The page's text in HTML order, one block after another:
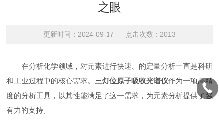
之眼
更新时间：2024-09-17 点击次数：2013
在分析化学领域，对元素进行快速、的定量分析一直是科研
和工业过程中的核心需求。 三灯位原子吸收光谱仪作为一项高精
度的分析工具，以其性能满足了这一需求，为元素分析提供了强
有力的支持。